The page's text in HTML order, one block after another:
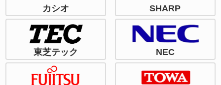
カシオ SHARP
東芝テック NEC